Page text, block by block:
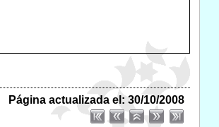
Página actualizada el: 30/10/2008